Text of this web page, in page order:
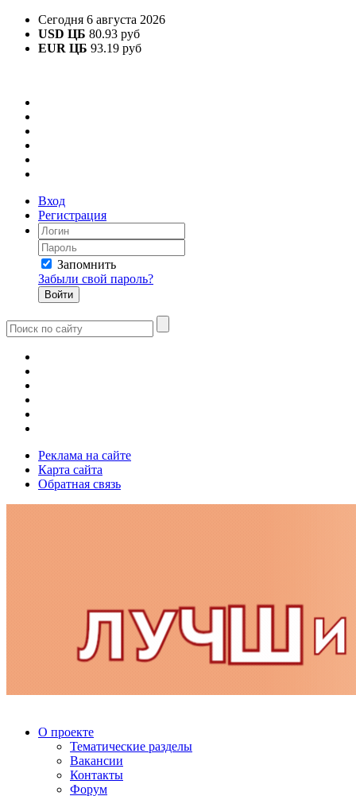
Сегодня 6 августа 2026
USD ЦБ 80.93 руб
EUR ЦБ 93.19 руб
Вход
Регистрация
Запомнить
Забыли свой пароль?
Реклама на сайте
Карта сайта
Обратная связь
О проекте
Тематические разделы
Вакансии
Контакты
Форум